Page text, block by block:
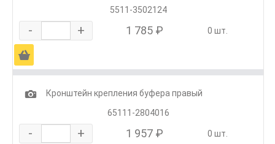
5511-3502124
- + 1 785 ₽ 0 шт.
Ä
1
Кронштейн крепления буфера правый
65111-2804016
- + 1 957 ₽ 0 шт.